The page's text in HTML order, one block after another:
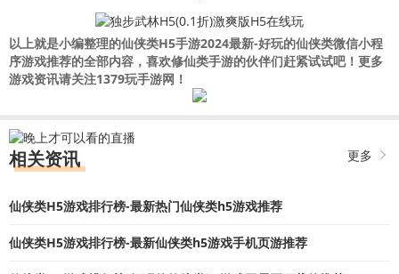
以上就是小编整理的仙侠类H5手游2024最新-好玩的仙侠类微信小程
序游戏推荐的全部内容，喜欢修仙类手游的伙伴们赶紧试试吧！更多
游戏资讯请关注1379玩手游网！
相关资讯 更多
仙侠类H5游戏排行榜-最新热门仙侠类h5游戏推荐
仙侠类H5游戏排行榜-最新仙侠类h5游戏手机页游推荐